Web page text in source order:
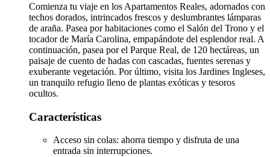
Comienza tu viaje en los Apartamentos Reales, adornados con
techos dorados, intrincados frescos y deslumbrantes lámparas
de araña. Pasea por habitaciones como el Salón del Trono y el
tocador de María Carolina, empapándote del esplendor real. A
continuación, pasea por el Parque Real, de 120 hectáreas, un
paisaje de cuento de hadas con cascadas, fuentes serenas y
exuberante vegetación. Por último, visita los Jardines Ingleses,
un tranquilo refugio lleno de plantas exóticas y tesoros
ocultos.
Características
Acceso sin colas: ahorra tiempo y disfruta de una
entrada sin interrupciones.